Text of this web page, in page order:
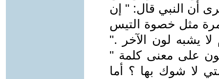
أن النبي قال: " إن
مثل خصوة التيس
لا يشبه لون الآخر ."
على معنى كلمة "
لا شوك بها ؟ أما